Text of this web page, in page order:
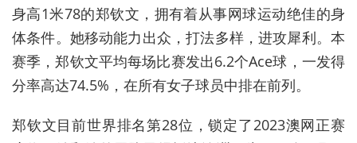
身高1米78的郑钦文，拥有着从事网球运动绝佳的身
体条件。她移动能力出众，打法多样，进攻犀利。本
赛季，郑钦文平均每场比赛发出6.2个Ace球，一发得
分率高达74.5%，在所有女子球员中排在前列。
郑钦文目前世界排名第28位，锁定了2023澳网正赛